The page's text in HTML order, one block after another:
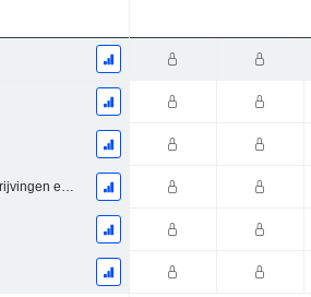
Bedrijfssegmenten - afschrijvingen en waardeverminderingen